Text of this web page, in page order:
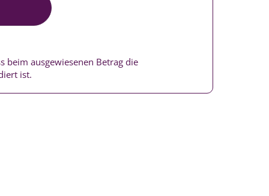
beim ausgewiesenen Betrag die
ist.